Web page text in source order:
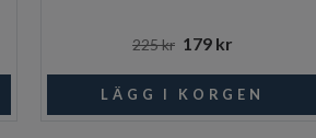
225 kr 179 kr